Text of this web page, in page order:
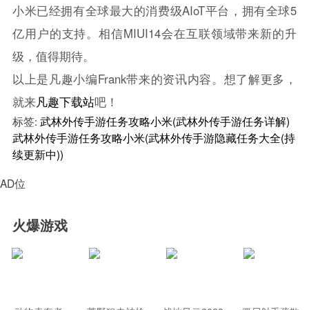
小米已经拥有全球最大的消费级AIoT平台，拥有全球5
亿用户的支持。相信MIUI14会在互联领域带来新的升
级，值得期待。
以上是凡趣小编Frank带来的资讯内容。想了解更多，
就来凡趣下载站吧！
标签: 武林外传手游任务攻略小米(武林外传手游任务详解)
武林外传手游任务攻略小米(武林外传手游隐藏任务大全(持
续更新中))
AD位
火爆游戏